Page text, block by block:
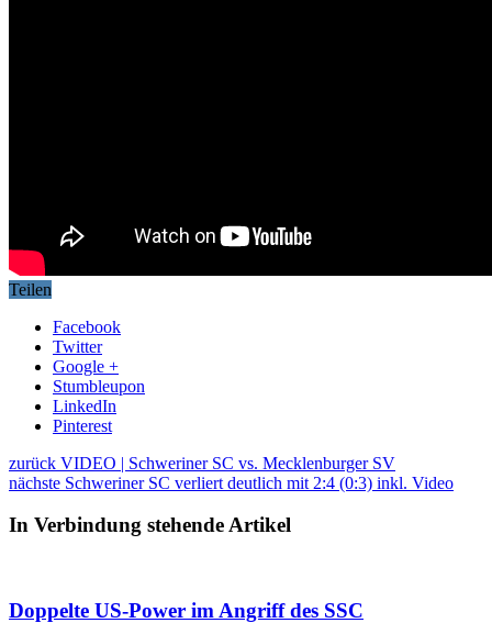
Teilen
Facebook
Twitter
Google +
Stumbleupon
LinkedIn
Pinterest
zurück VIDEO | Schweriner SC vs. Mecklenburger SV
nächste Schweriner SC verliert deutlich mit 2:4 (0:3) inkl. Video
In Verbindung stehende Artikel
Doppelte US-Power im Angriff des SSC